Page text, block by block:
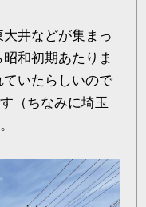
井などが集まっ
和初期あたりま
いたらしいので
（ちなみに埼玉